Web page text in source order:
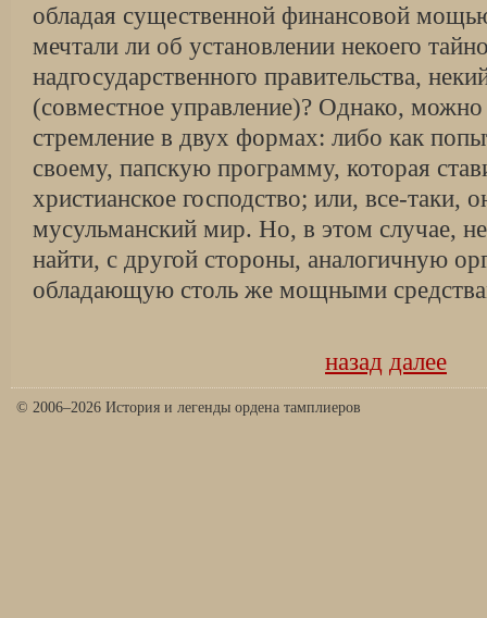
обладая существенной финансовой
мечтали ли об установлении некоего
надгосударственного правительства,
(совместное управление)? Однако, можно
стремление в двух формах: либо как
своему, папскую программу, которая
христианское господство; или, все-таки,
мусульманский мир. Но, в этом случае,
найти, с другой стороны, аналогичную
обладающую столь же мощными
назад далее
© 2006–2026 История и легенды ордена тамплиеров